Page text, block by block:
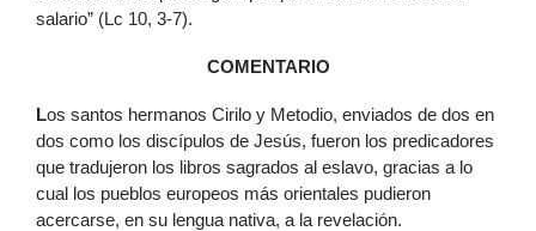
salario” (Lc 10, 3-7).
COMENTARIO
Los santos hermanos Cirilo y Metodio, enviados de dos en
dos como los discípulos de Jesús, fueron los predicadores
que tradujeron los libros sagrados al eslavo, gracias a lo
cual los pueblos europeos más orientales pudieron
acercarse, en su lengua nativa, a la revelación.